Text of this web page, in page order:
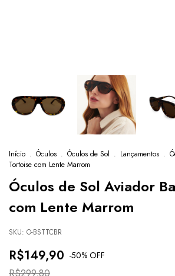
Início . Óculos . Óculos de Sol . Lançamentos .
Tortoise com Lente Marrom
Óculos de Sol Aviador
com Lente Marrom
SKU: O-BSTTCBR
R$149,90 -50% OFF
R$299,80